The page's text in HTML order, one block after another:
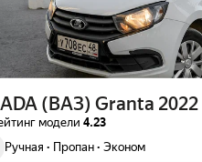
(ВАЗ) Granta 2022
модели 4.23
Ручная · Пропан · Эконом